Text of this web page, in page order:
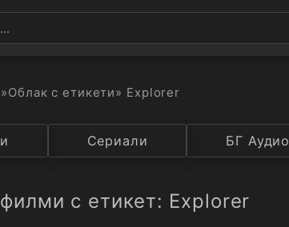
»Облак с етикети» Explorer
ДържаваСериали БГ Аудио
с етикет: Explorer